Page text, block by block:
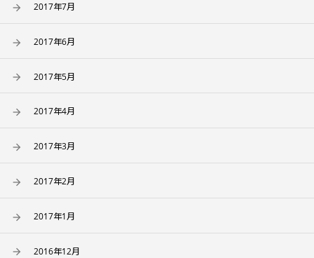
2017年7月
2017年6月
2017年5月
2017年4月
2017年3月
2017年2月
2017年1月
2016年12月